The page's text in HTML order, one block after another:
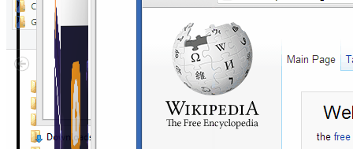
Simple Zalo
Hỗ trợ kết bạn, gửi tin nhắn chăm sóc khách hàng trên
Zalo.